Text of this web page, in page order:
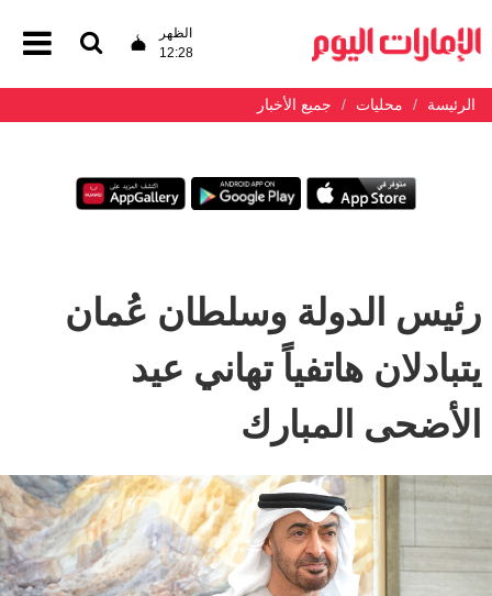
الظهر
12:28
الرئيسة محليات جميع الأخبار
رئيس الدولة وسلطان عُمان
يتبادلان هاتفياً تهاني عيد
الأضحى المبارك